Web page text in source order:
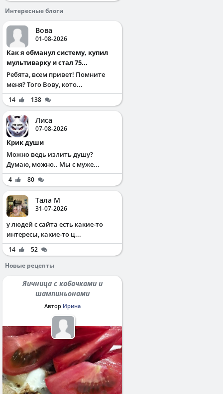
Интересные блоги
Вова
01-08-2026
Как я обманул систему, купил
мультиварку и стал 75...
Ребята, всем привет! Помните
меня? Того Вову, кото...
14 138
Лиса
07-08-2026
Крик души
Можно ведь излить душу?
Думаю, можно.. Мы с муже...
4 80
Тала М
31-07-2026
у людей с сайта есть какие-то
интересы, какие-то ц...
14
52
Новые рецепты
Яичница с кабачками и
шампиньонами
Автор Ирина